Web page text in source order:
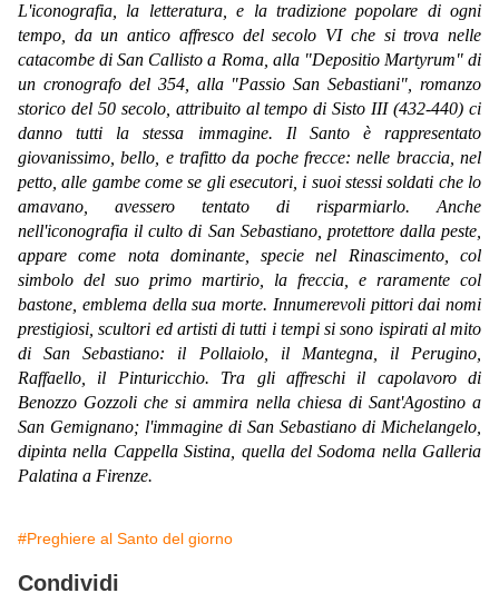
L'iconografia, la letteratura, e la tradizione popolare di ogni
tempo, da un antico affresco del secolo VI che si trova nelle
catacombe di San Callisto a Roma, alla "Depositio Martyrum" di
un cronografo del 354, alla "Passio San Sebastiani", romanzo
storico del 50 secolo, attribuito al tempo di Sisto III (432-440) ci
danno tutti la stessa immagine. Il Santo è rappresentato
giovanissimo, bello, e trafitto da poche frecce: nelle braccia, nel
petto, alle gambe come se gli esecutori, i suoi stessi soldati che lo
amavano, avessero tentato di risparmiarlo. Anche
nell'iconografia il culto di San Sebastiano, protettore dalla peste,
appare come nota dominante, specie nel Rinascimento, col
simbolo del suo primo martirio, la freccia, e raramente col
bastone, emblema della sua morte. Innumerevoli pittori dai nomi
prestigiosi, scultori ed artisti di tutti i tempi si sono ispirati al mito
di San Sebastiano: il Pollaiolo, il Mantegna, il Perugino,
Raffaello, il Pinturicchio. Tra gli affreschi il capolavoro di
Benozzo Gozzoli che si ammira nella chiesa di Sant'Agostino a
San Gemignano; l'immagine di San Sebastiano di Michelangelo,
dipinta nella Cappella Sistina, quella del Sodoma nella Galleria
Palatina a Firenze.
#Preghiere al Santo del giorno
Condividi